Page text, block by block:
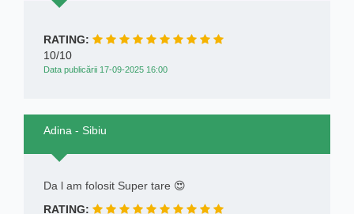
RATING:
10/10
Data publicării 17-09-2025 16:00
Adina - Sibiu
Da l am folosit Super tare 😍
RATING: